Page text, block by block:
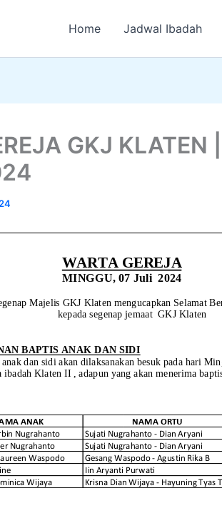
Home Jadwal Ibadah
GKJ KLATEN